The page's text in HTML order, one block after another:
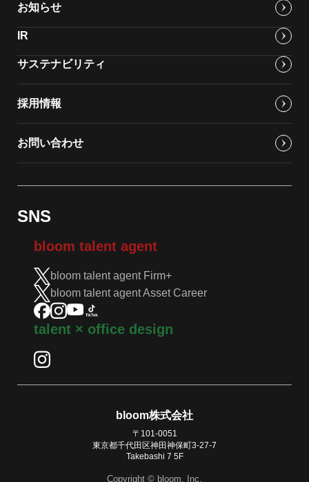
お知らせ
IR
サステナビリティ
採用情報
お問い合わせ
SNS
bloom talent agent
bloom talent agent Firm+
bloom talent agent Asset Career
talent × office design
bloom株式会社
〒101-0051
東京都千代田区神田神保町3-27-7
Takebashi 7 5F
Copyright © bloom, Inc.